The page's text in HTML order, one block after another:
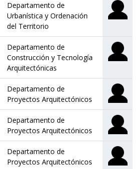
Departamento de
Urbanística y Ordenación
del Territorio
Departamento de
Construcción y Tecnología
Arquitectónicas
Departamento de
Proyectos Arquitectónicos
Departamento de
Proyectos Arquitectónicos
Departamento de
Proyectos Arquitectónicos